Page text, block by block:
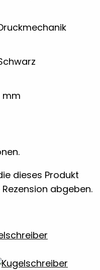
mm
dieses Produkt
abgeben.